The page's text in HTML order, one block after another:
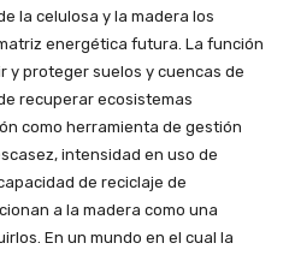
la celulosa y la madera los
energética futura. La función
y proteger suelos y cuencas de
recuperar ecosistemas
como herramienta de gestión
intensidad en uso de
de reciclaje de
a la madera como una
En un mundo en el cual la